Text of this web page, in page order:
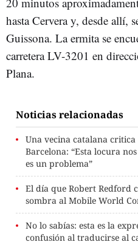
hasta Cervera y, desde allí,
Guissona. La ermita se
carretera LV-3201 en
Plana.
Noticias relacionadas
Una vecina catalana
Barcelona: “Esta locura
es un problema”
El día que Robert Redford
sombra al Mobile World
No lo sabías: esta es la
confusión al traducirse al